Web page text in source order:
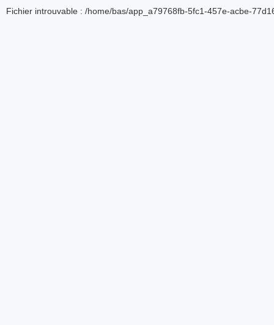
Fichier introuvable : /home/bas/app_a79768fb-5fc1-457e-acbe-